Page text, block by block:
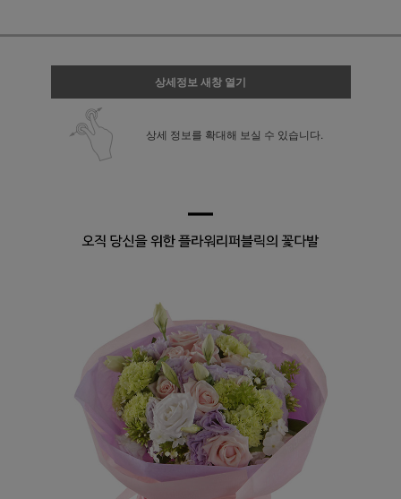
상세정보 새창 열기
상세 정보를 확대해 보실 수 있습니다.